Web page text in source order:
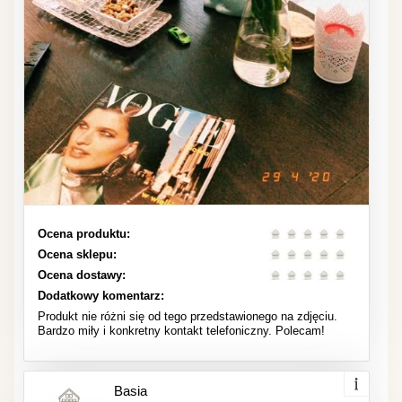
Ocena produktu:
Ocena sklepu:
Ocena dostawy:
Dodatkowy komentarz:
Produkt nie różni się od tego przedstawionego na zdjęciu.
Bardzo miły i konkretny kontakt telefoniczny. Polecam!
Basia